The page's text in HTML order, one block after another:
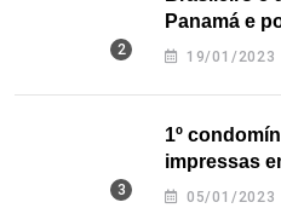
Panamá e
nos EUA
19/01/2023
1º
impressas
Texas
05/01/2023